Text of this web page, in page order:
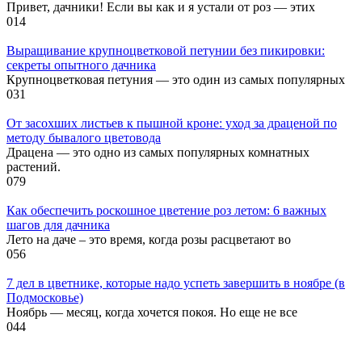
Привет, дачники! Если вы как и я устали от роз — этих
014
Выращивание крупноцветковой петунии без пикировки:
секреты опытного дачника
Крупноцветковая петуния — это один из самых популярных
031
От засохших листьев к пышной кроне: уход за драценой по
методу бывалого цветовода
Драцена — это одно из самых популярных комнатных
растений.
079
Как обеспечить роскошное цветение роз летом: 6 важных
шагов для дачника
Лето на даче – это время, когда розы расцветают во
056
7 дел в цветнике, которые надо успеть завершить в ноябре (в
Подмосковье)
Ноябрь — месяц, когда хочется покоя. Но еще не все
044